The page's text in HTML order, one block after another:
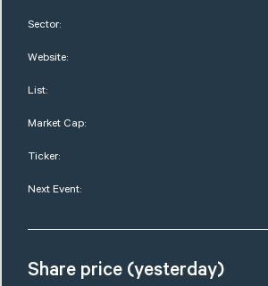
Sector:
Website:
List:
Market Cap:
Ticker:
Next Event:
Share price (yesterday)